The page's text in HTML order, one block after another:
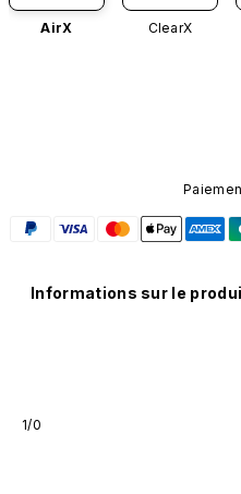
AirX ClearX
Informations sur le
1/0